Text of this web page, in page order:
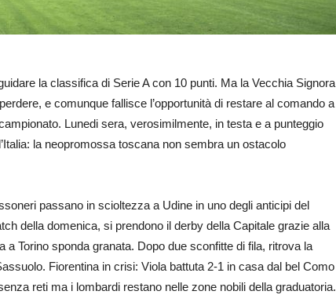
la classifica di Serie A con 10 punti. Ma la Vecchia Signora
e comunque fallisce l’opportunità di restare al comando a
Lunedi sera, verosimilmente, in testa e a punteggio
la neopromossa toscana non sembra un ostacolo
passano in scioltezza a Udine in uno degli anticipi del
della domenica, si prendono il derby della Capitale grazie alla
a Torino sponda granata. Dopo due sconfitte di fila, ritrova la
Fiorentina in crisi: Viola battuta 2-1 in casa dal bel Como
reti ma i lombardi restano nelle zone nobili della graduatoria.